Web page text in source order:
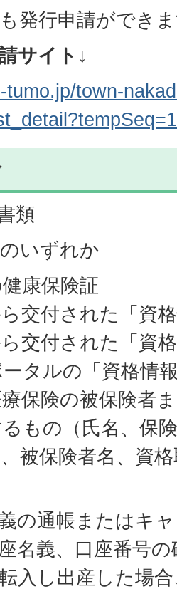
発行申請ができ
サイト↓
tumo.jp/town-
類
いずれか
康保険証
交付された「資
交付された「資
タルの「資格情
保険の被保険者
もの（氏名、保
被保険者名、資
の通帳またはキ
名義、口座番号
入し出産した場